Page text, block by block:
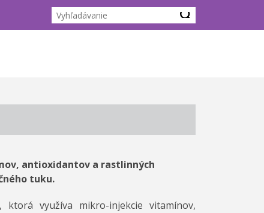
antioxidantov a rastlinných
tuku.
ktorá využíva mikro-injekcie vitamínov,